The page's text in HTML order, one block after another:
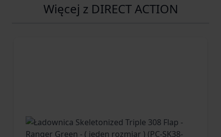
Więcej z DIRECT ACTION